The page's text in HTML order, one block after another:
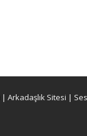
| Arkadaşlık Sitesi |